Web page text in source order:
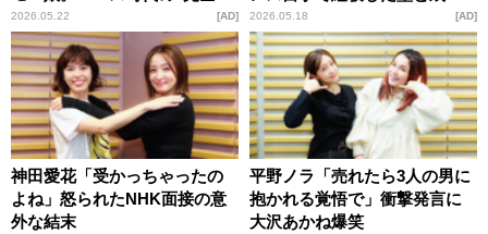
焼”の瞬間
2026.05.22 AD
に迫る
2026.05.18 AD
神田愛花「受かっちゃったの
よね」怒られたNHK面接の意
外な結末
平野ノラ「売れたら3人の男に
抱かれる覚悟で」衝撃発言に
大沢あかね爆笑